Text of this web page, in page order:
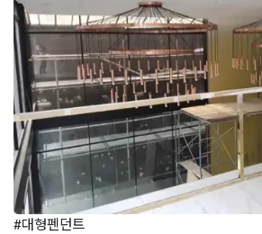
#대형펜던트